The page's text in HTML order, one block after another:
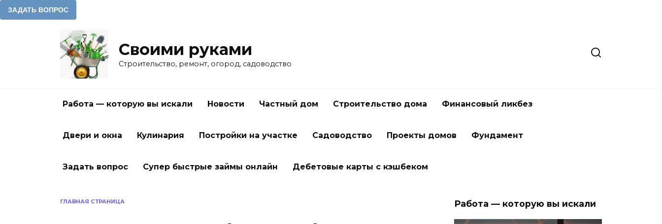
Своими руками
Строительство, ремонт, огород, садоводство
Работа — которую вы искали Новости Частный дом Строительство дома Финансовый ликбез
Двери и окна Кулинария Постройки на участке Садоводство Проекты домов Фундамент
Задать вопрос Супер быстрые займы онлайн Дебетовые карты с кэшбеком
ГЛАВНАЯ СТРАНИЦА Работа — которую вы искали